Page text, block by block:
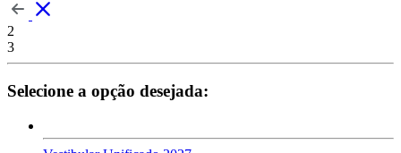
2
3
Selecione a opção desejada: